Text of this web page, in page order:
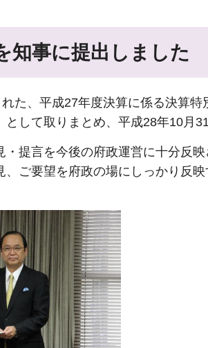
知事に提出しました
た、平成27年度決算に係る決算
して取りまとめ、平成28年10月
提言を今後の府政運営に十分反
、ご要望を府政の場にしっかり反